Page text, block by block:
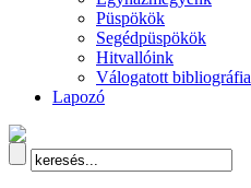
Püspökök
Segédpüspökök
Hitvallóink
Válogatott bibliográfia
Lapozó